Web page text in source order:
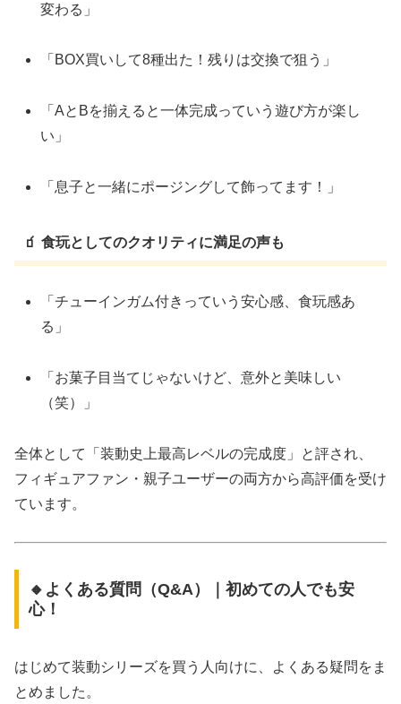
変わる」
「BOX買いして8種出た！残りは交換で狙う」
「AとBを揃えると一体完成っていう遊び方が楽し
い」
「息子と一緒にポージングして飾ってます！」
🧃 食玩としてのクオリティに満足の声も
「チューインガム付きっていう安心感、食玩感あ
る」
「お菓子目当てじゃないけど、意外と美味しい
（笑）」
全体として「装動史上最高レベルの完成度」と評され、
フィギュアファン・親子ユーザーの両方から高評価を受け
ています。
🔸よくある質問（Q&A）｜初めての人でも安
心！
はじめて装動シリーズを買う人向けに、よくある疑問をま
とめました。